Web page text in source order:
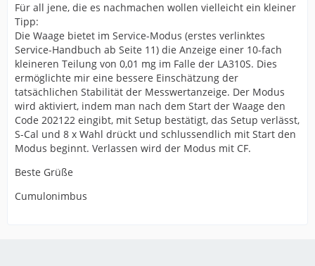
Für all jene, die es nachmachen wollen vielleicht ein kleiner
Tipp:
Die Waage bietet im Service-Modus (erstes verlinktes
Service-Handbuch ab Seite 11) die Anzeige einer 10-fach
kleineren Teilung von 0,01 mg im Falle der LA310S. Dies
ermöglichte mir eine bessere Einschätzung der
tatsächlichen Stabilität der Messwertanzeige. Der Modus
wird aktiviert, indem man nach dem Start der Waage den
Code 202122 eingibt, mit Setup bestätigt, das Setup verlässt,
S-Cal und 8 x Wahl drückt und schlussendlich mit Start den
Modus beginnt. Verlassen wird der Modus mit CF.
Beste Grüße
Cumulonimbus